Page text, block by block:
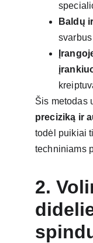
Baldų
Šis metodas
preciziką ir
todėl puikiai
techniniams
2.